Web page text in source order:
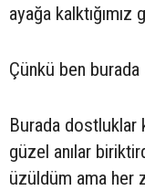
ayağa
Çünkü ben
Burada dostluklar
güzel anılar
üzüldüm ama her